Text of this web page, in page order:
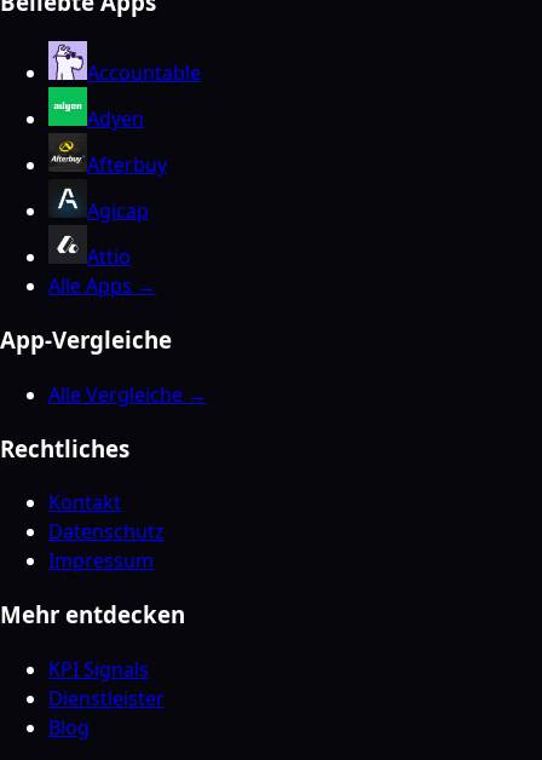
Accountable
Adyen
Afterbuy
Agicap
Attio
Alle Apps →
App-Vergleiche
Alle Vergleiche →
Rechtliches
Kontakt
Datenschutz
Impressum
Mehr entdecken
KPI Signals
Dienstleister
Blog